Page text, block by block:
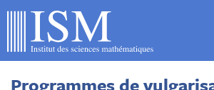
Programmes de